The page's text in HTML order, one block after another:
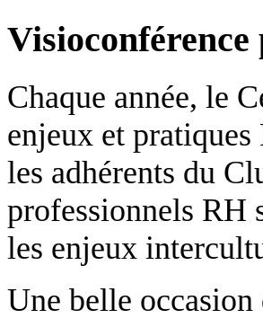
Visioconférence
Chaque année, le
enjeux et pratiques
les adhérents du
professionnels RH
les enjeux
Une belle occasion